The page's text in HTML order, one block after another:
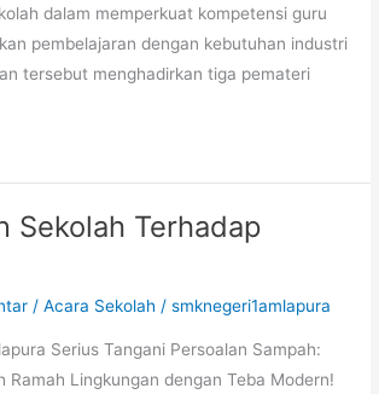
dalam memperkuat kompetensi guru
pembelajaran dengan kebutuhan industri
tersebut menghadirkan tiga pemateri
Sekolah Terhadap
/Acara Sekolah /smknegeri1amlapura
Serius Tangani Persoalan Sampah:
Ramah Lingkungan dengan Teba Modern!